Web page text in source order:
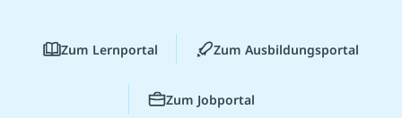
Zum Lernportal Zum Ausbildungsportal
Zum Jobportal